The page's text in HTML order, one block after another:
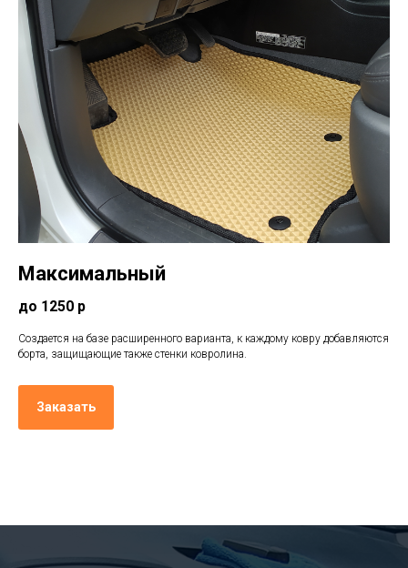
Максимальный
до 1250 р
Создается на базе расширенного варианта, к каждому ковру добавляются
борта, защищающие также стенки ковролина.
Заказать